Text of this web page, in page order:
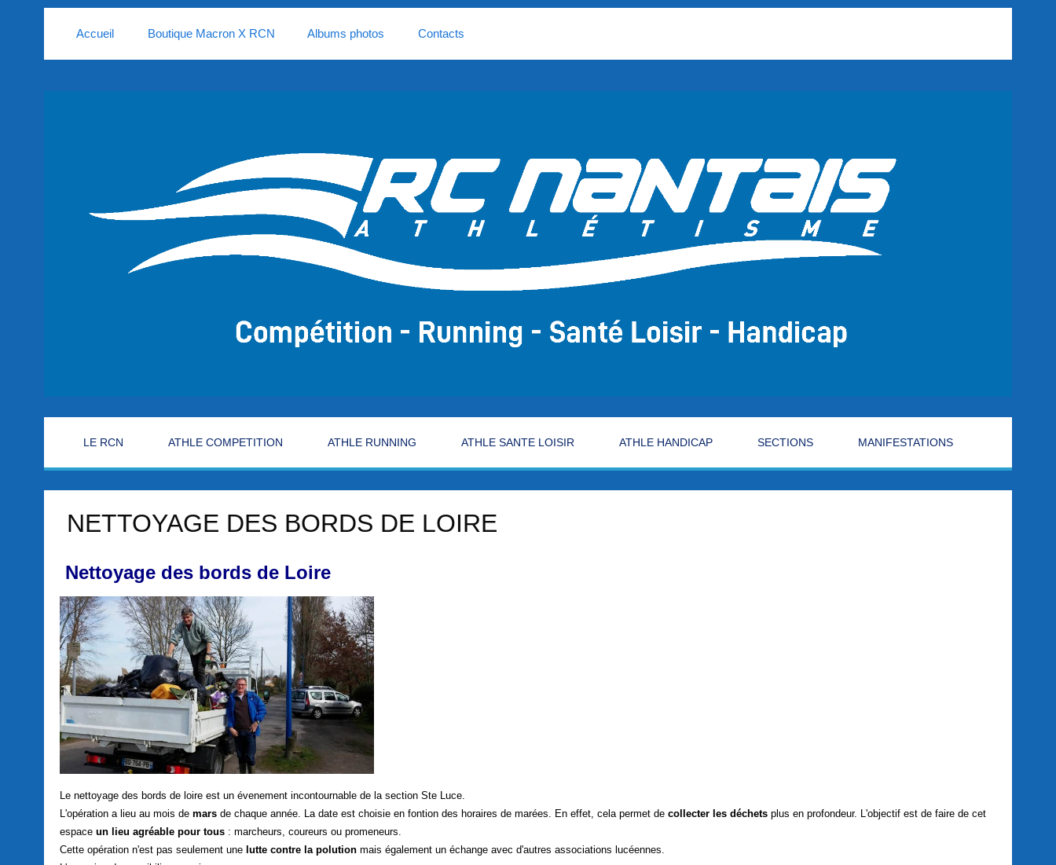
Accueil Boutique Macron X RCN Albums photos Contacts
LE RCN ATHLE COMPETITION ATHLE RUNNING ATHLE SANTE LOISIR ATHLE HANDICAP SECTIONS MANIFESTATIONS
NETTOYAGE DES BORDS DE LOIRE
Nettoyage des bords de Loire
Le nettoyage des bords de loire est un évenement incontournable de la section Ste Luce.
L'opération a lieu au mois de mars de chaque année. La date est choisie en fontion des horaires de marées. En effet, cela permet de collecter les déchets plus en profondeur. L'objectif est de faire de cet
espace un lieu agréable pour tous : marcheurs, coureurs ou promeneurs.
Cette opération n'est pas seulement une lutte contre la polution mais également un échange avec d'autres associations lucéennes.